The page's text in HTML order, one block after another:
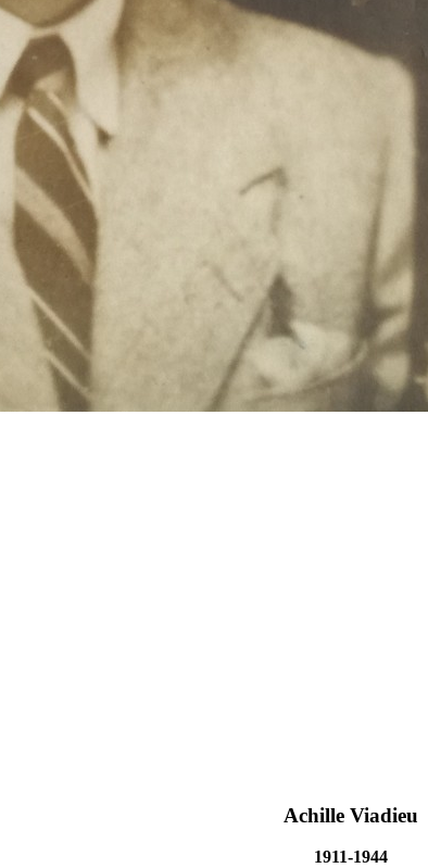
Achille Viadieu
1911-1944